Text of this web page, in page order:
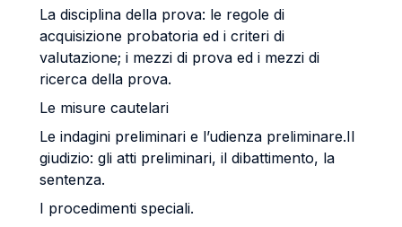
La disciplina della prova: le regole di
acquisizione probatoria ed i criteri di
valutazione; i mezzi di prova ed i mezzi di
ricerca della prova.
Le misure cautelari
Le indagini preliminari e l’udienza preliminare.Il
giudizio: gli atti preliminari, il dibattimento, la
sentenza.
I procedimenti speciali.